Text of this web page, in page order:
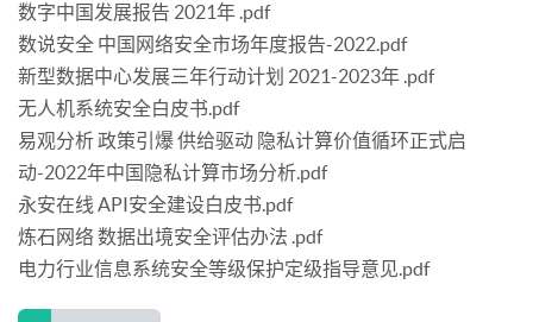
数字中国发展报告 2021年 .pdf
数说安全 中国网络安全市场年度报告-2022.pdf
新型数据中心发展三年行动计划 2021-2023年 .pdf
无人机系统安全白皮书.pdf
易观分析 政策引爆 供给驱动 隐私计算价值循环正式启
动-2022年中国隐私计算市场分析.pdf
永安在线 API安全建设白皮书.pdf
炼石网络 数据出境安全评估办法 .pdf
电力行业信息系统安全等级保护定级指导意见.pdf